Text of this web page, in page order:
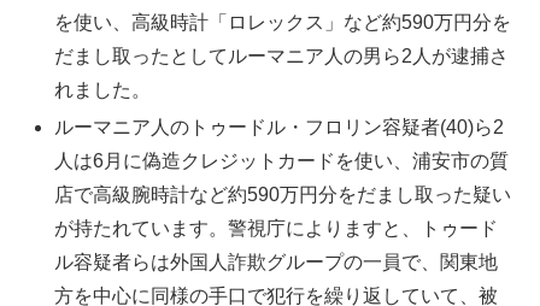
を使い、高級時計「ロレックス」など約590万円分を
だまし取ったとしてルーマニア人の男ら2人が逮捕さ
れました。
ルーマニア人のトゥードル・フロリン容疑者(40)ら2
人は6月に偽造クレジットカードを使い、浦安市の質
店で高級腕時計など約590万円分をだまし取った疑い
が持たれています。警視庁によりますと、トゥード
ル容疑者らは外国人詐欺グループの一員で、関東地
方を中心に同様の手口で犯行を繰り返していて、被